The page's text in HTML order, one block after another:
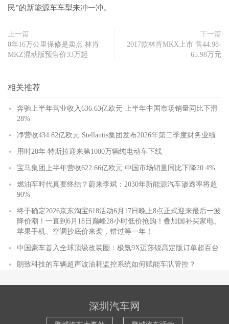
民”的新能源车车型来冲一冲。
上一篇
8年16万公里保修是卖点 林肯
MKZ混动版预售价33万起
下一篇
2017款林肯MKX上市 售44.98-
65.98万元
相关推荐
奔驰上半年营业收入636.63亿欧元 上半年中国市场销量同比下滑
28%
净营收434.82亿欧元 Stellantis集团发布2026年第二季度财务业绩
用时20年 特斯拉迎来第1000万辆纯电动车下线
宝马集团上半年营收622.66亿欧元 中国市场销量同比下降20.4%
燃油车时代真要终结？蔚来李斌：2030年新能源汽车渗透率将超
90%
终于确定2026京东淘宝618活动6月17日晚上8点正式迎来最后一波
降价潮！一直到6月18日巅峰28小时低价抢购！叠加国补买家电、
苹果手机、空调抄底价来袭，错过等一年！
中国豪车首入全球顶级改装圈：极氪9X迈莎锐高定版订单超百台
朗致科技的车辆超声波油耗监控系统如何赋能车队管控？
深圳汽车网